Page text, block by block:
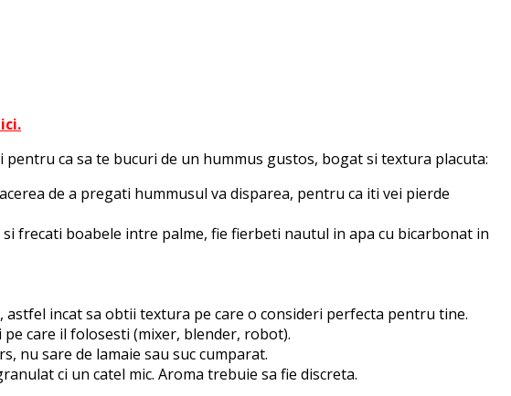
ca sa te bucuri de un hummus gustos, bogat si textura placuta:
de a pregati hummusul va disparea, pentru ca iti vei pierde
frecati boabele intre palme, fie fierbeti nautul in apa cu bicarbonat in
incat sa obtii textura pe care o consideri perfecta pentru tine.
care il folosesti (mixer, blender, robot).
nu sare de lamaie sau suc cumparat.
ci un catel mic. Aroma trebuie sa fie discreta.